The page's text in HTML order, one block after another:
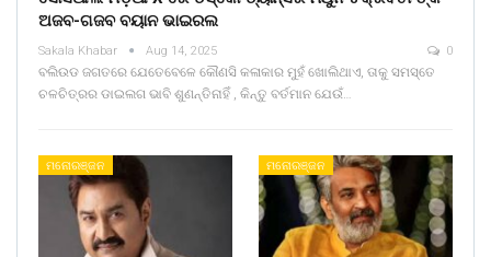
ଅଜବ-ଗଜବ ବୟାନ ଭାଇରଲ
Sakala Khabar Aug 14, 2025 0
ବଲିଉଡ ଜଗତରେ ଯେତେବେଳେ କୌଣସି କଳାକାର ମୁହଁ ଖୋଲିଥାଏ, ତାକୁ ସମସ୍ତେ
ଚଳଚିତ୍ରର ଡାଇଲଗ ଭାବି ଶୁଣନ୍ତିନାହିଁ , କିନ୍ତୁ ବର୍ତମାନ ଯେଉଁ…
ମନୋରଞ୍ଜନ ମନୋରଞ୍ଜନ